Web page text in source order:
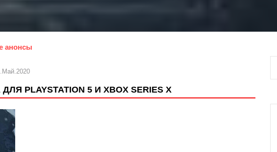
анонсы
PLAYSTATION 5 И XBOX SERIES X